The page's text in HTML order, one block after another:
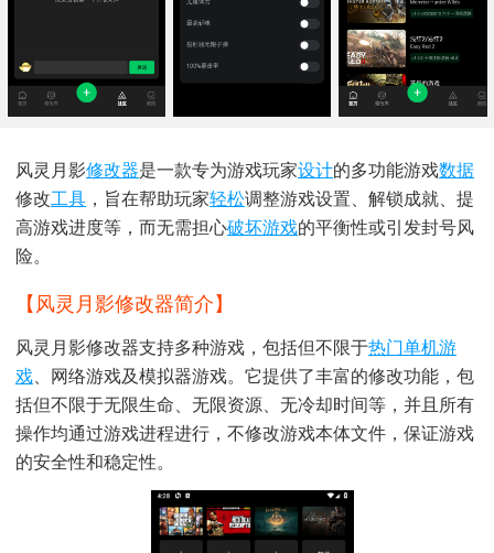
风灵月影修改器是一款专为游戏玩家设计的多功能游戏数据
修改工具 ，旨在帮助玩家轻松调整游戏设置、解锁成就、提
高游戏进度等，而无需担心破坏游戏的平衡性或引发封号风
险。
【风灵月影修改器简介】
风灵月影修改器支持多种游戏，包括但不限于热门单机游
戏 、网络游戏及模拟器游戏。它提供了丰富的修改功能，包
括但不限于无限生命、无限资源、无冷却时间等，并且所有
操作均通过游戏进程进行，不修改游戏本体文件，保证游戏
的安全性和稳定性。